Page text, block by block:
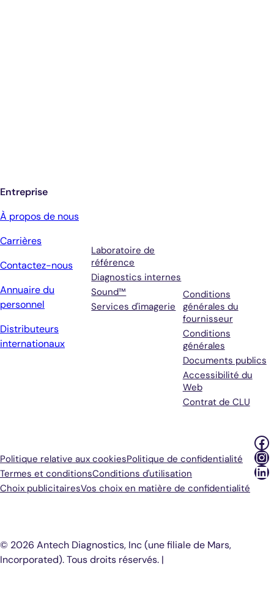
Entreprise
À propos de nous
Carrières
Contactez-nous
Annuaire du
personnel
Distributeurs
internationaux
Laboratoire de
référence
Diagnostics internes
Sound™
Services d'imagerie
Conditions
générales du
fournisseur
Conditions
générales
Documents publics
Accessibilité du
Web
Contrat de CLU
Politique relative aux cookiesPolitique de confidentialité
Termes et conditionsConditions d'utilisation
Choix publicitairesVos choix en matière de confidentialité
© 2026 Antech Diagnostics, Inc (une filiale de Mars,
Incorporated). Tous droits réservés. |